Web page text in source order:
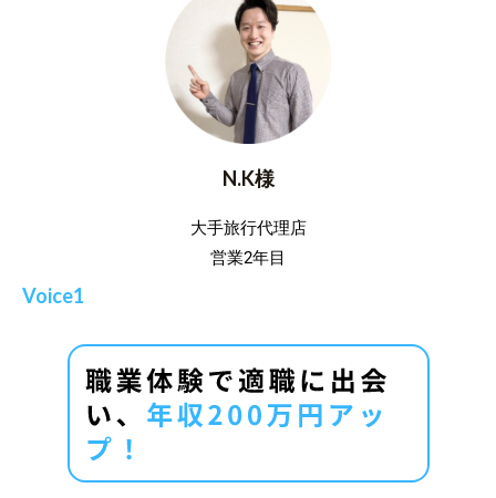
N.K様
大手旅行代理店
営業2年目
Voice1